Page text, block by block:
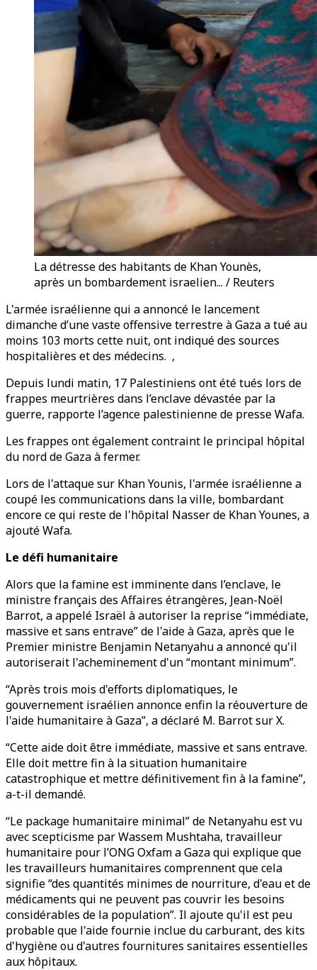
La détresse des habitants de Khan Younès,
après un bombardement israelien... / Reuters
L'armée israélienne qui a annoncé le lancement
dimanche d’une vaste offensive terrestre à Gaza a tué au
moins 103 morts cette nuit, ont indiqué des sources
hospitalières et des médecins. ,
Depuis lundi matin, 17 Palestiniens ont été tués lors de
frappes meurtrières dans l’enclave dévastée par la
guerre, rapporte l’agence palestinienne de presse Wafa.
Les frappes ont également contraint le principal hôpital
du nord de Gaza à fermer.
Lors de l'attaque sur Khan Younis, l'armée israélienne a
coupé les communications dans la ville, bombardant
encore ce qui reste de l'hôpital Nasser de Khan Younes, a
ajouté Wafa.
Le défi humanitaire
Alors que la famine est imminente dans l’enclave, le
ministre français des Affaires étrangères, Jean-Noël
Barrot, a appelé Israël à autoriser la reprise “immédiate,
massive et sans entrave” de l'aide à Gaza, après que le
Premier ministre Benjamin Netanyahu a annoncé qu'il
autoriserait l'acheminement d'un “montant minimum”.
“Après trois mois d'efforts diplomatiques, le
gouvernement israélien annonce enfin la réouverture de
l'aide humanitaire à Gaza”, a déclaré M. Barrot sur X.
“Cette aide doit être immédiate, massive et sans entrave.
Elle doit mettre fin à la situation humanitaire
catastrophique et mettre définitivement fin à la famine”,
a-t-il demandé.
“Le package humanitaire minimal” de Netanyahu est vu
avec scepticisme par Wassem Mushtaha, travailleur
humanitaire pour l’ONG Oxfam a Gaza qui explique que
les travailleurs humanitaires comprennent que cela
signifie “des quantités minimes de nourriture, d'eau et de
médicaments qui ne peuvent pas couvrir les besoins
considérables de la population”. Il ajoute qu'il est peu
probable que l'aide fournie inclue du carburant, des kits
d'hygiène ou d'autres fournitures sanitaires essentielles
aux hôpitaux.